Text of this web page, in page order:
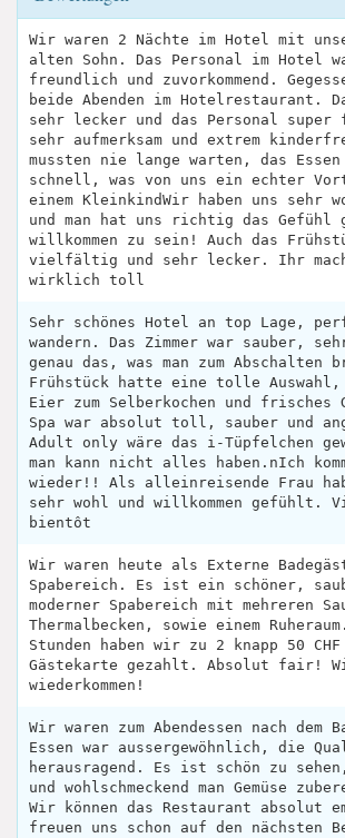
Wir waren 2 Nächte im Hotel mit
alten Sohn. Das Personal im Hotel
freundlich und zuvorkommend.
beide Abenden im Hotelrestaurant.
sehr lecker und das Personal super
sehr aufmerksam und extrem
mussten nie lange warten, das Essen
schnell, was von uns ein echter
einem KleinkindWir haben uns sehr
und man hat uns richtig das Gefühl
willkommen zu sein! Auch das
vielfältig und sehr lecker. Ihr
wirklich toll
Sehr schönes Hotel an top Lage,
wandern. Das Zimmer war sauber,
genau das, was man zum Abschalten
Frühstück hatte eine tolle Auswahl,
Eier zum Selberkochen und frisches
Spa war absolut toll, sauber und
Adult only wäre das i-Tüpfelchen
man kann nicht alles haben.nIch
wieder!! Als alleinreisende Frau
sehr wohl und willkommen gefühlt.
bientôt
Wir waren heute als Externe
Spabereich. Es ist ein schöner,
moderner Spabereich mit mehreren
Thermalbecken, sowie einem
Stunden haben wir zu 2 knapp 50
Gästekarte gezahlt. Absolut fair!
wiederkommen!
Wir waren zum Abendessen nach dem
Essen war aussergewöhnlich, die
herausragend. Es ist schön zu
und wohlschmeckend man Gemüse
Wir können das Restaurant absolut
freuen uns schon auf den nächsten